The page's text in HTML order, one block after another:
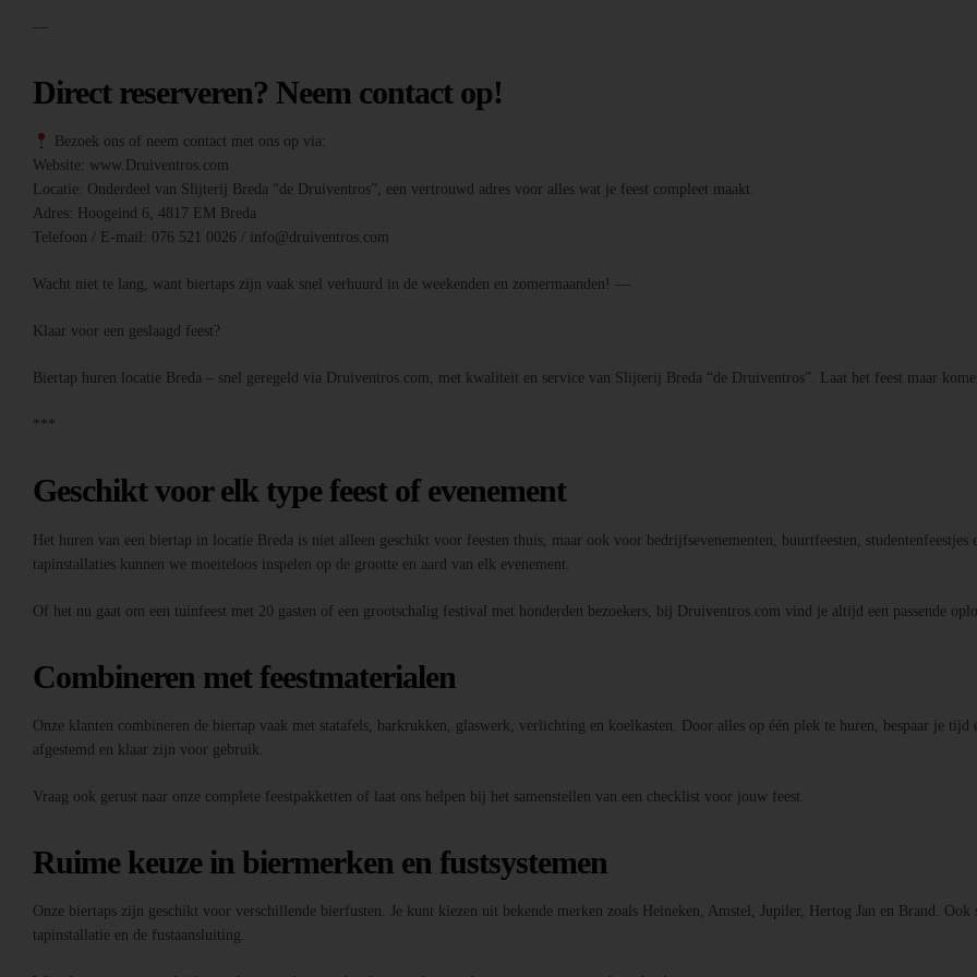
—
Direct reserveren? Neem contact op!
Bezoek ons of neem contact met ons op via:
Website: www.Druiventros.com
Locatie: Onderdeel van Slijterij Breda “de Druiventros”, een vertrouwd adres voor alles wat je feest compleet maakt.
Adres: Hoogeind 6, 4817 EM Breda
Telefoon / E-mail: 076 521 0026 / info@druiventros.com
Wacht niet te lang, want biertaps zijn vaak snel verhuurd in de weekenden en zomermaanden! —
Klaar voor een geslaagd feest?
Biertap huren locatie Breda – snel geregeld via Druiventros.com, met kwaliteit en service van Slijterij Breda “de Druiventros”. Laat het feest maar
***
Geschikt voor elk type feest of evenement
Het huren van een biertap in locatie Breda is niet alleen geschikt voor feesten thuis, maar ook voor bedrijfsevenementen, buurtfeesten,
tapinstallaties kunnen we moeiteloos inspelen op de grootte en aard van elk evenement.
Of het nu gaat om een tuinfeest met 20 gasten of een grootschalig festival met honderden bezoekers, bij Druiventros.com vind je altijd een passende
Combineren met feestmaterialen
Onze klanten combineren de biertap vaak met statafels, barkrukken, glaswerk, verlichting en koelkasten. Door alles op één plek te huren, bespaar je
afgestemd en klaar zijn voor gebruik.
Vraag ook gerust naar onze complete feestpakketten of laat ons helpen bij het samenstellen van een checklist voor jouw feest.
Ruime keuze in biermerken en fustsystemen
Onze biertaps zijn geschikt voor verschillende bierfusten. Je kunt kiezen uit bekende merken zoals Heineken, Amstel, Jupiler, Hertog Jan en Brand.
tapinstallatie en de fustaansluiting.